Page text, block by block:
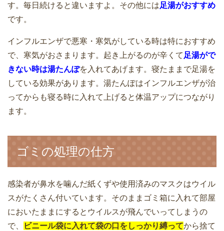
す。毎日続けると違いますよ。その他には足湯がおすすめ
です。
インフルエンザで悪寒・寒気がしている時は特におすすめ
で、寒気がおさまります。起き上がるのが辛くて足湯がで
きない時は湯たんぽを入れてあげます。寝たままで足湯を
している効果があります。湯たんぽはインフルエンザが治
ってからも寝る時に入れて上げると体温アップにつながり
ます。
ゴミの処理の仕方
感染者が鼻水を噛んだ紙くずや使用済みのマスクはウイル
スがたくさん付いています。そのままゴミ箱に入れて部屋
においたままにするとウイルスが飛んでいってしまうの
で、
ビニール袋に入れて袋の口をしっかり縛ってから捨て